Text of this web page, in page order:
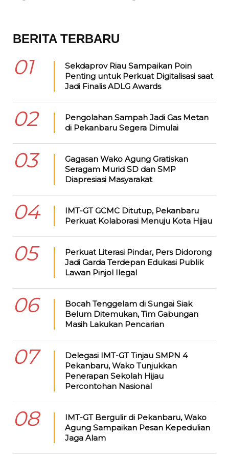
BERITA TERBARU
01
Sekdaprov Riau Sampaikan Poin
Penting untuk Perkuat Digitalisasi saat
Jadi Finalis ADLG Awards
02
Pengolahan Sampah Jadi Gas Metan
di Pekanbaru Segera Dimulai
03
Gagasan Wako Agung Gratiskan
Seragam Murid SD dan SMP
Diapresiasi Masyarakat
04
IMT-GT GCMC Ditutup, Pekanbaru
Perkuat Kolaborasi Menuju Kota Hijau
05
Perkuat Literasi Pindar, Pers Didorong
Jadi Garda Terdepan Edukasi Publik
Lawan Pinjol Ilegal
06
Bocah Tenggelam di Sungai Siak
Belum Ditemukan, Tim Gabungan
Masih Lakukan Pencarian
07
Delegasi IMT-GT Tinjau SMPN 4
Pekanbaru, Wako Tunjukkan
Penerapan Sekolah Hijau
Percontohan Nasional
08
IMT-GT Bergulir di Pekanbaru, Wako
Agung Sampaikan Pesan Kepedulian
Jaga Alam